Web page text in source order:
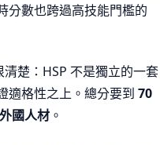
分數也跨過高技能門檻的
清楚：HSP 不是獨立的一套
適格性之上。總分要到 70
國人材 。